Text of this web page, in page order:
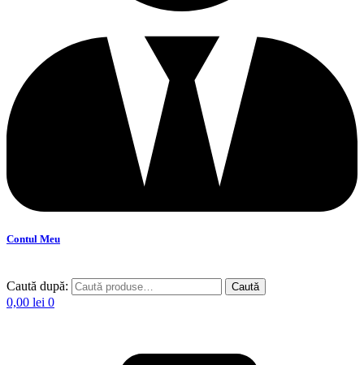
Contul Meu
Caută după: Caută
0,00 lei 0